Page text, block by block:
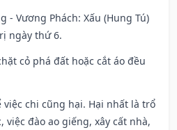
- Vương Phách: Xấu (Hung Tú)
ngày thứ 6.
cỏ phá đất hoặc cắt áo đều
việc chi cũng hại. Hại nhất là trổ
việc đào ao giếng, xây cất nhà,